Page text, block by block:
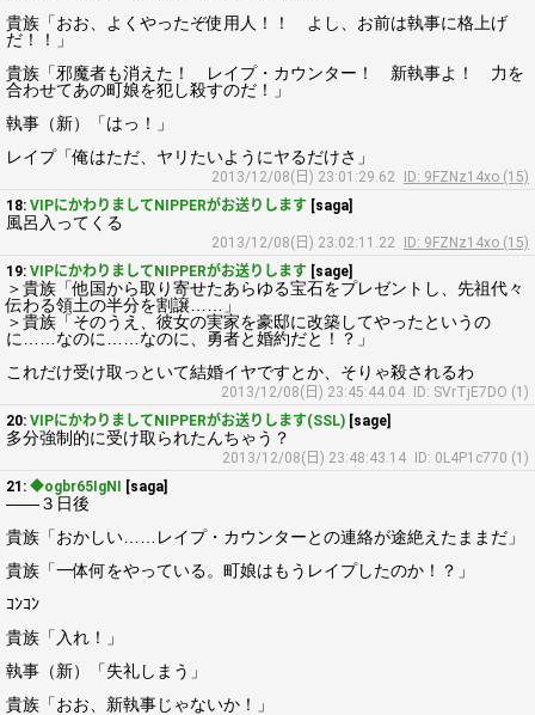
貴族「おお、よくやったぞ使用人！！ よし、お前は執事に格上げ
だ！！」
貴族「邪魔者も消えた！ レイプ・カウンター！ 新執事よ！ 力を
合わせてあの町娘を犯し殺すのだ！」
執事（新）「はっ！」
レイプ「俺はただ、ヤリたいようにヤるだけさ」
2013/12/08(日) 23:01:29.62
ID: 9FZNz14xo (15)
18: VIPにかわりましてNIPPERがお送りします [saga]
風呂入ってくる
2013/12/08(日) 23:02:11.22
ID: 9FZNz14xo (15)
19: VIPにかわりましてNIPPERがお送りします [sage]
＞貴族「他国から取り寄せたあらゆる宝石をプレゼントし、先祖代々
伝わる領土の半分を割譲……」
＞貴族「そのうえ、彼女の実家を豪邸に改築してやったというの
に……なのに……なのに、勇者と婚約だと！？」
これだけ受け取っといて結婚イヤですとか、そりゃ殺されるわ
2013/12/08(日) 23:45:44.04
ID: SVrTjE7DO (1)
20: VIPにかわりましてNIPPERがお送りします(SSL) [sage]
多分強制的に受け取られたんちゃう？
2013/12/08(日) 23:48:43.14
ID: 0L4P1c770 (1)
21: ◆ogbr65IgNI [saga]
――３日後
貴族「おかしい……レイプ・カウンターとの連絡が途絶えたままだ」
貴族「一体何をやっている。町娘はもうレイプしたのか！？」
ｺﾝｺﾝ
貴族「入れ！」
執事（新）「失礼しまう」
貴族「おお、新執事じゃないか！」